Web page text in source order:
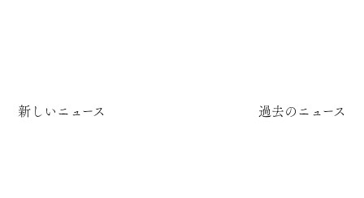
新しいニュース 過去のニュース